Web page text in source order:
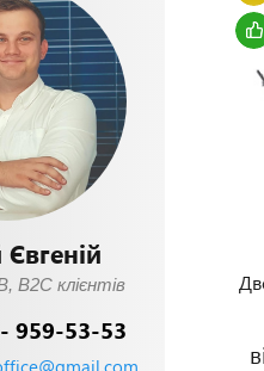
В2С клієнтів
959-53-53